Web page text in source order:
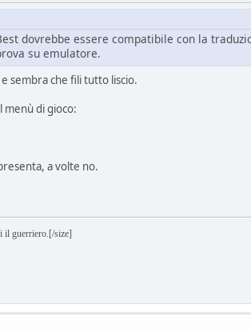
dovrebbe essere compatibile con la
su emulatore.
sembra che fili tutto liscio.
menù di gioco:
a volte no.
guerriero.[/size]